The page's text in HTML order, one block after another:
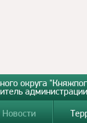
округа
администрации
Новости